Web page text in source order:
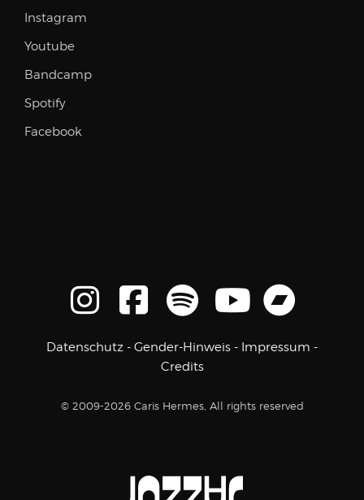
Instagram
Youtube
Bandcamp
Spotify
Facebook
Datenschutz - Gender-Hinweis - Impressum -
Credits
© 2009-2026 Caris Hermes, All rights reserved